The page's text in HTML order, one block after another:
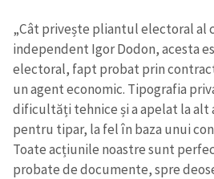
„Cât privește pliantul electoral al
independent Igor Dodon,acesta
electoral, fapt probat prin
un agent economic. Tipografia
dificultăți tehnice și a apelat la alt
pentru tipar, la fel în baza unui
Toate acțiunile noastre sunt
probate de documente, spre